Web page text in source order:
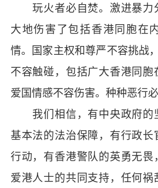
玩火者必自焚。激进暴力
大地伤害了包括香港同胞在
情。国家主权和尊严不容挑战
不容触碰，包括广大香港同
爱国情感不容伤害。种种恶行必
我们相信，有中央政府的
基本法的法治保障，有行政长
行动，有香港警队的英勇无畏
爱港人士的共同支持，任何